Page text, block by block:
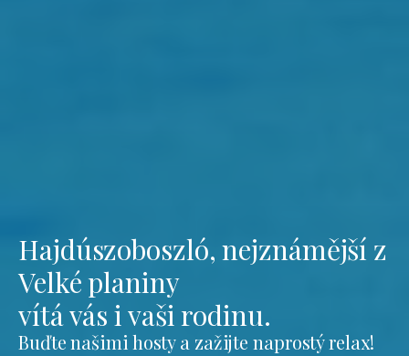
Hajdúszoboszló, nejznámější z
Velké planiny
vítá vás i vaši rodinu.
Buďte našimi hosty a zažijte naprostý relax!